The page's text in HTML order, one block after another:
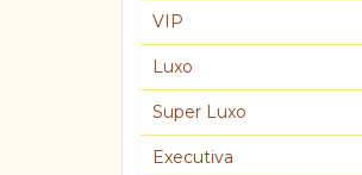
VIP
Luxo
Super Luxo
Executiva